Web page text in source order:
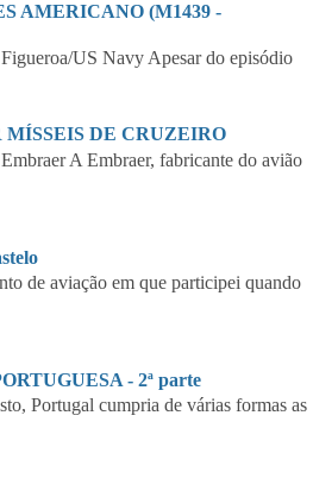
AMERICANO (M1439 -
US Navy Apesar do episódio
DE CRUZEIRO
A Embraer, fabricante do avião
de aviação em que participei quando
- 2ª parte
Portugal cumpria de várias formas as